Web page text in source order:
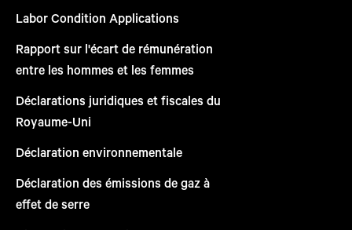
Labor Condition Applications
Rapport sur l'écart de rémunération
entre les hommes et les femmes
Déclarations juridiques et fiscales du
Royaume-Uni
Déclaration environnementale
Déclaration des émissions de gaz à
effet de serre